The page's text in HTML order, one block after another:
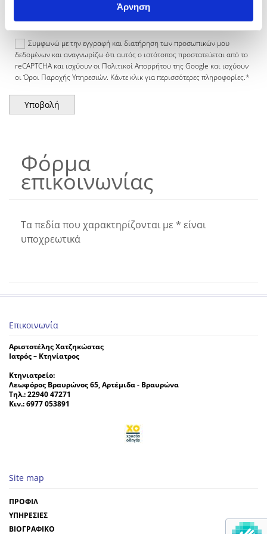
Άρνηση
Συμφωνώ με την εγγραφή και διατήρηση των προσωπικών μου
δεδομένων και αναγνωρίζω ότι αυτός ο ιστότοπος προστατεύεται από το
reCAPTCHA και ισχύουν οι Πολιτικοί Απορρήτου της Google και ισχύουν
οι Όροι Παροχής Υπηρεσιών. Κάντε κλικ για περισσότερες πληροφορίες.*
Φόρμα
​επικοινωνίας
Τα πεδία που χαρακτηρίζονται με * είναι
υποχρεωτικά
Επικοινωνία
Αριστοτέλης Χατζηκώστας
Ιατρός – Κτηνίατρος
Κτηνιατρείο:
Λεωφόρος Βραυρώνος 65, Αρτέμιδα - Βραυρώνα
Τηλ.: 22940 47271
Κιν.: 6977 053891
Site map
ΠΡΟΦΙΛ
ΥΠΗΡΕΣΙΕΣ
ΒΙΟΓΡΑΦΙΚΟ